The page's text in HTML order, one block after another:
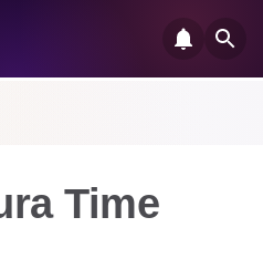
Time